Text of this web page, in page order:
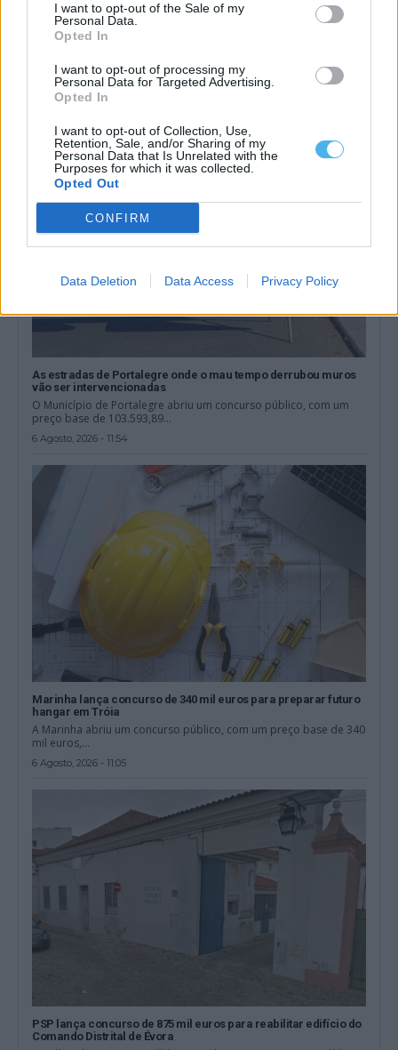
I want to opt-out of the Sale of my
Personal Data.
Opted In
I want to opt-out of processing my
Personal Data for Targeted Advertising.
Opted In
I want to opt-out of Collection, Use,
Retention, Sale, and/or Sharing of my
Personal Data that Is Unrelated with the
Purposes for which it was collected.
Opted Out
CONFIRM
Data Deletion Data Access Privacy Policy
de operacionais
Um incêndio deflagrou esta quinta-feira, dia 6 de agosto, no
Monte do Vidigão de...
As estradas de Portalegre onde o mau tempo derrubou muros
vão ser intervencionadas
O Município de Portalegre abriu um concurso público, com um
preço base de 103.593,89...
6 Agosto, 2026 - 11:54
Marinha lança concurso de 340 mil euros para preparar futuro
hangar em Tróia
A Marinha abriu um concurso público, com um preço base de 340
mil euros,...
6 Agosto, 2026 - 11:05
PSP lança concurso de 875 mil euros para reabilitar edifício do
Comando Distrital de Évora